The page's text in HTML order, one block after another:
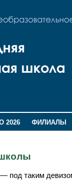
2026
ФИЛИАЛЫ
таким